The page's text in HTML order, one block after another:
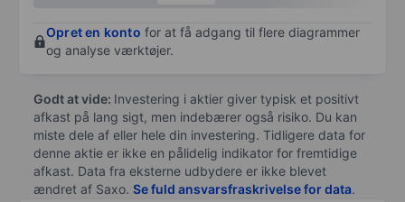
Opret en konto for at få adgang til flere diagrammer
og analyse værktøjer.
Godt at vide: Investering i aktier giver typisk et positivt
afkast på lang sigt, men indebærer også risiko. Du kan
miste dele af eller hele din investering. Tidligere data for
denne aktie er ikke en pålidelig indikator for fremtidige
afkast. Data fra eksterne udbydere er ikke blevet
ændret af Saxo. Se fuld ansvarsfraskrivelse for data.